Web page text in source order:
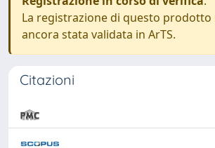
La registrazione di questo prodotto
ancora stata validata in ArTS.
Citazioni